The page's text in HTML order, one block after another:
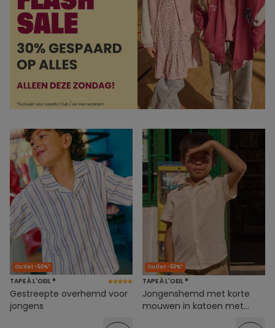
Outlet -50%*
TAPE À L'OEIL ®
Gestreepte overhemd voor
jongens
Outlet -50%*
TAPE À L'OEIL ®
Jongenshemd met korte
mouwen in katoen met